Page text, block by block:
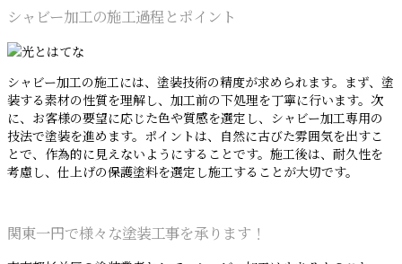
シャビー加工の施工過程とポイント
シャビー加工の施工には、塗装技術の精度が求められます。まず、塗
装する素材の性質を理解し、加工前の下処理を丁寧に行います。次
に、お客様の要望に応じた色や質感を選定し、シャビー加工専用の
技法で塗装を進めます。ポイントは、自然に古びた雰囲気を出すこ
とで、作為的に見えないようにすることです。施工後は、耐久性を
考慮し、仕上げの保護塗料を選定し施工することが大切です。
関東一円で様々な塗装工事を承ります！